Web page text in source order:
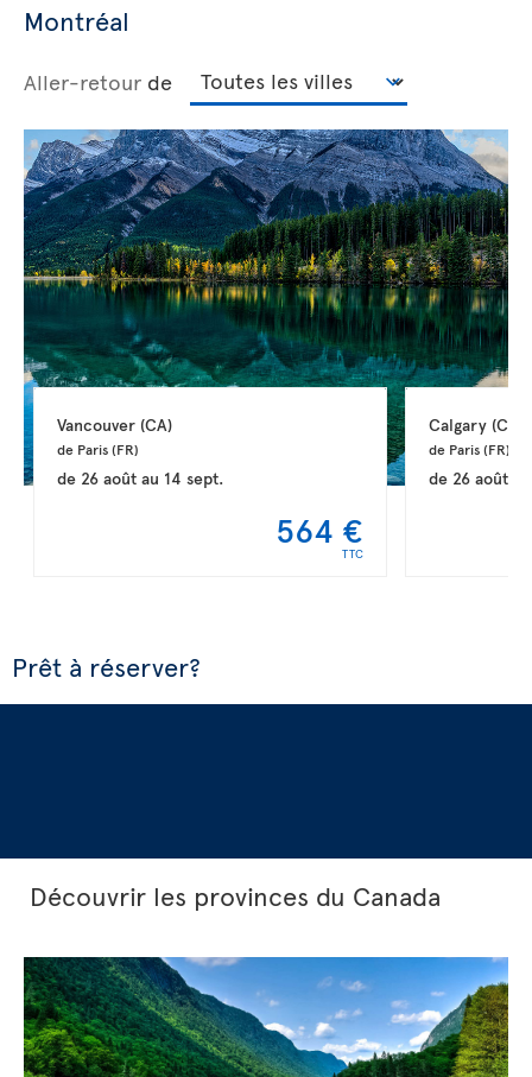
Montréal
Aller-retour de
Vancouver (CA)
de Paris (FR)
de 26 aoûtau 14 sept.
564 €
TTC
Calgary (CA)
de Paris (FR)
de 26 août
Prêt à réserver?
Découvrir les provinces du Canada